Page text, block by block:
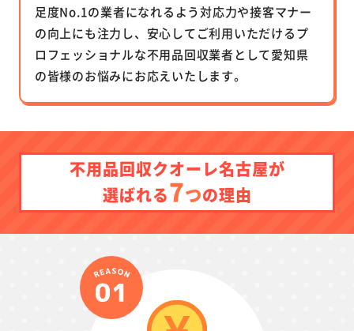
足度No.1の業者になれるよう対応力や接客マナー
の向上にも注力し、安心してご利用いただけるプ
ロフェッショナルな不用品回収業者として愛知県
の皆様のお悩みにお応えいたします。
不用品回収クオーレ名古屋が
選ばれる7つの理由